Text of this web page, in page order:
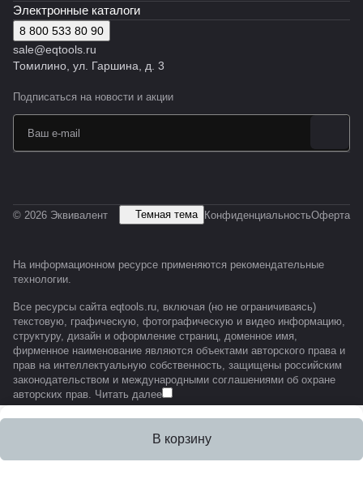
В корзину
Электронные каталоги
8 800 533 80 90
sale@eqtools.ru
Томилино, ул. Гаршина, д. 3
Подписаться на новости и акции
© 2026 Эквивалент Темная тема КонфиденциальностьОферта
На информационном ресурсе применяются рекомендательные
технологии.
Все ресурсы сайта eqtools.ru, включая (но не ограничиваясь)
текстовую, графическую, фотографическую и видео информацию,
структуру, дизайн и оформление страниц, доменное имя,
фирменное наименование являются объектами авторского права и
прав на интеллектуальную собственность, защищены российским
законодательством и международными соглашениями об охране
авторских прав. Читать далее